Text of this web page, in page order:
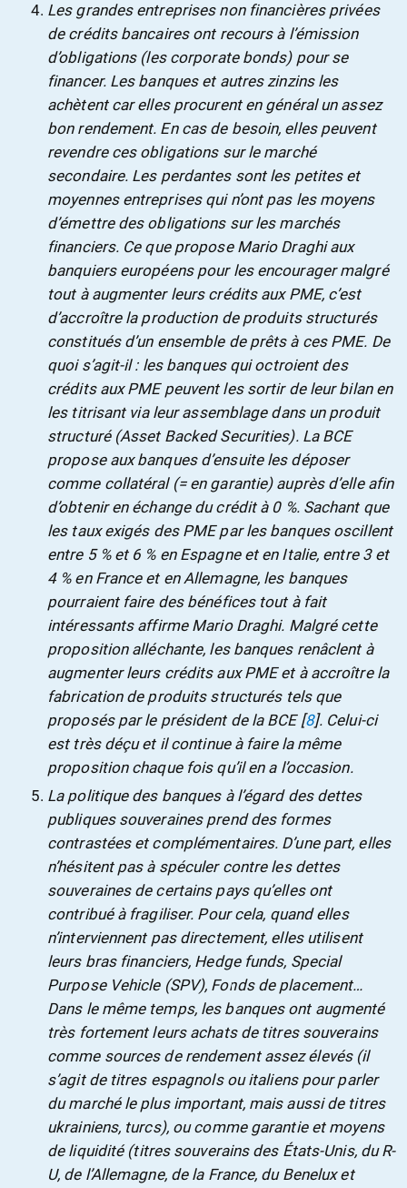
Les grandes entreprises non financières privées
de crédits bancaires ont recours à l’émission
d’obligations (les corporate bonds) pour se
financer. Les banques et autreszinzinsles
achètent car elles procurent en général un assez
bon rendement. En cas de besoin, elles peuvent
revendre ces obligations sur le marché
secondaire. Les perdantes sont les petites et
moyennes entreprises qui n’ont pas les moyens
d’émettre des obligations sur les marchés
financiers. Ce que propose Mario Draghi aux
banquiers européens pour les encourager malgré
tout à augmenter leurs crédits aux PME, c’est
d’accroître la production de produits structurés
constitués d’un ensemble de prêts à ces PME. De
quoi s’agit-il : les banques qui octroient des
crédits aux PME peuvent les sortir de leur bilan en
les titrisant via leur assemblage dans un produit
structuré (Asset Backed Securities). La BCE
propose aux banques d’ensuite les déposer
comme collatéral (= en garantie) auprès d’elle afin
d’obtenir en échange du crédit à 0 %. Sachant que
les taux exigés des PME par les banques oscillent
entre 5 % et 6 % en Espagne et en Italie, entre 3 et
4 % en France et en Allemagne, les banques
pourraient faire des bénéfices tout à fait
intéressants affirme Mario Draghi. Malgré cette
proposition alléchante, les banques renâclent à
augmenter leurs crédits aux PME et à accroître la
fabrication de produits structurés tels que
proposés par le président de la BCE[8]. Celui-ci
est très déçu et il continue à faire la même
proposition chaque fois qu’il en a l’occasion.
La politique des banques à l’égard des dettes
publiques souveraines prend des formes
contrastées et complémentaires. D’une part, elles
n’hésitent pas à spéculer contre les dettes
souveraines de certains pays qu’elles ont
contribué à fragiliser. Pour cela, quand elles
n’interviennent pas directement, elles utilisent
leurs bras financiers, Hedge funds, Special
Purpose Vehicle(SPV), Fonds de placement…
Dans le même temps, les banques ont augmenté
très fortement leurs achats de titres souverains
comme sources de rendement assez élevés (il
s’agit de titres espagnols ou italiens pour parler
du marché le plus important, mais aussi de titres
ukrainiens, turcs), ou comme garantie et moyens
de liquidité (titres souverains des États-Unis, du R-
U, de l’Allemagne, de la France, du Benelux et